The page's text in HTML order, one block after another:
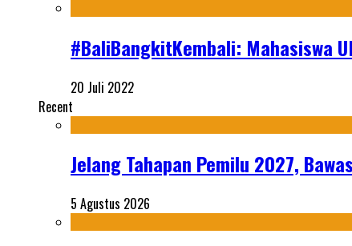
#BaliBangkitKembali: Mahasiswa
20 Juli 2022
Recent
Jelang Tahapan Pemilu 2027,
5 Agustus 2026